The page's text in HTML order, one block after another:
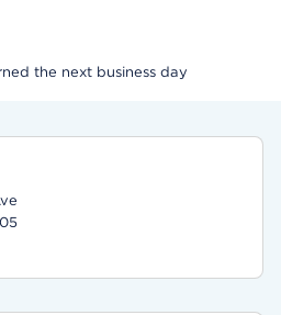
the next business day